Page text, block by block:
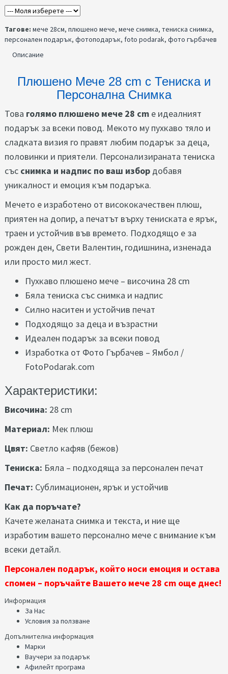
Тагове: мече 28см, плюшено мече, мече снимка, тениска снимка,
персонален подарък, фотоподарък, foto podarak, фото гърбачев
Описание
Плюшено Мече 28 cm с Тениска и
Персонална Снимка
Това голямо плюшено мече 28 cm е идеалният
подарък за всеки повод. Мекото му пухкаво тяло и
сладката визия го правят любим подарък за деца,
половинки и приятели. Персонализираната тениска
със снимка и надпис по ваш избор добавя
уникалност и емоция към подаръка.
Мечето е изработено от висококачествен плюш,
приятен на допир, а печатът върху тениската е ярък,
траен и устойчив във времето. Подходящо е за
рожден ден, Свети Валентин, годишнина, изненада
или просто мил жест.
Пухкаво плюшено мече – височина 28 cm
Бяла тениска със снимка и надпис
Силно наситен и устойчив печат
Подходящо за деца и възрастни
Идеален подарък за всеки повод
Изработка от Фото Гърбачев – Ямбол /
FotoPodarak.com
Характеристики:
Височина: 28 cm
Материал: Мек плюш
Цвят: Светло кафяв (бежов)
Тениска: Бяла – подходяща за персонален печат
Печат: Сублимационен, ярък и устойчив
Как да поръчате?
Качете желаната снимка и текста, и ние ще
изработим вашето персонално мече с внимание към
всеки детайл.
Персонален подарък, който носи емоция и остава
спомен – поръчайте Вашето мече 28 cm още днес!
Информация
За Нас
Условия за ползване
Допълнителна информация
Марки
Ваучери за подарък
Афилейт програма